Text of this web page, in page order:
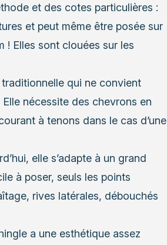
et des cotes particulières :
et peut même être posée sur
! Elles sont clouées sur les
qui ne convient
nécessite des chevrons en
à tenons dans le cas d’une
elle s’adapte à un grand
à poser, seuls les points
rives latérales, débouchés
a une esthétique assez